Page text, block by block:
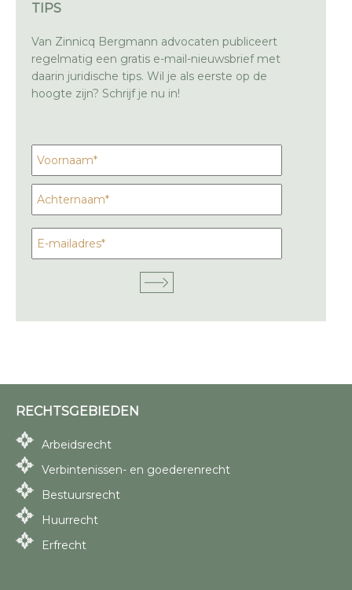
TIPS
Van Zinnicq Bergmann advocaten publiceert
regelmatig een gratis e-mail-nieuwsbrief met
daarin juridische tips. Wil je als eerste op de
hoogte zijn? Schrijf je nu in!
RECHTSGEBIEDEN
Arbeidsrecht
Verbintenissen- en goederenrecht
Bestuursrecht
Huurrecht
Erfrecht